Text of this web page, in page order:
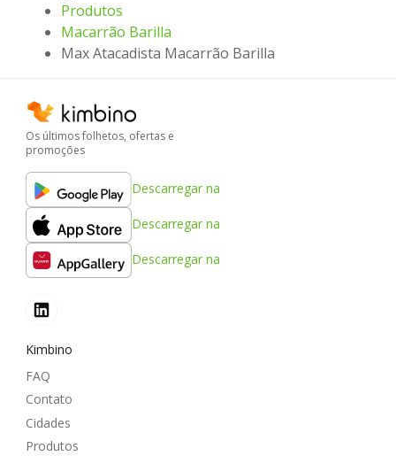
Produtos
Macarrão Barilla
Max Atacadista Macarrão Barilla
Os últimos folhetos, ofertas e
promoções
Descarregar na
Descarregar na
Descarregar na
Kimbino
FAQ
Contato
Cidades
Produtos